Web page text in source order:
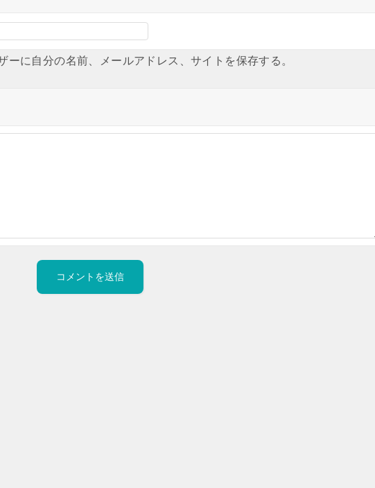
に自分の名前、メールアドレス、サイトを保存する。